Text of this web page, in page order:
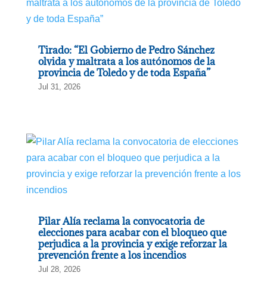
Tirado: “El Gobierno de Pedro Sánchez
olvida y maltrata a los autónomos de la
provincia de Toledo y de toda España”
Jul 31, 2026
Pilar Alía reclama la convocatoria de
elecciones para acabar con el bloqueo que
perjudica a la provincia y exige reforzar la
prevención frente a los incendios
Jul 28, 2026